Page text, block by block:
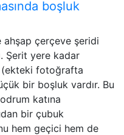
boşluk
ahşap çerçeve şeridi
Şerit yere kadar
fotoğrafta
bir boşluk vardır. Bu
katına
bir çubuk
hem geçici hem de